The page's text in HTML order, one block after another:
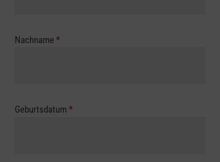
Nachname *
Geburtsdatum *